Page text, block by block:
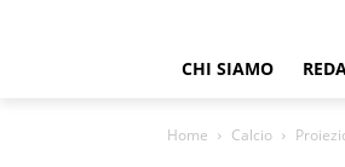
CHI SIAMO
Home Calcio